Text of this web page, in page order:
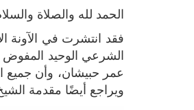
الحمد لله والصلاة
فقد انتشرت في الآونة
الشرعي الوحيد المفوض
عمر حبيشان، وأن جميع
ويراجع أيضًا مقدمة